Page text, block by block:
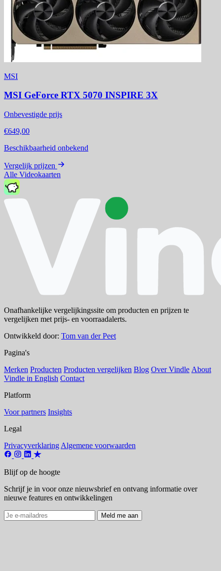
MSI
MSI GeForce RTX 5070 INSPIRE 3X
Onbevestigde prijs
€649,00
Beschikbaarheid onbekend
Vergelijk prijzen
Alle Videokaarten
Onafhankelijke vergelijkingssite om producten en prijzen te
vergelijken met prijs- en voorraadalerts.
Ontwikkeld door: Tom van der Peet
Pagina's
Merken Producten Producten vergelijken Blog Over Vindle About
Vindle in English Contact
Platform
Voor partners Insights
Legal
Privacyverklaring Algemene voorwaarden
Blijf op de hoogte
Schrijf je in voor onze nieuwsbrief en ontvang informatie over
nieuwe features en ontwikkelingen
Meld me aan